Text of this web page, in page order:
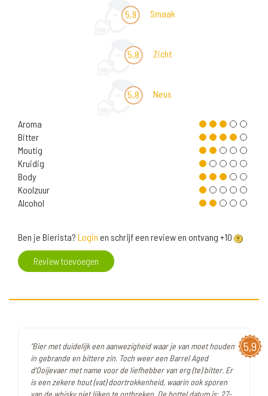
5,9 Smaak
5,8 Zicht
5,8 Neus
Aroma
Bitter
Moutig
Kruidig
Body
Koolzuur
Alcohol
Ben je Bierista? Login en schrijf een review en ontvang +10
Review toevoegen
5,9
"Bier met duidelijk een aanwezigheid waar je van moet houden
in gebrande en bittere zin. Toch weer een Barrel Aged
d'Ooijevaer met name voor de liefhebber van erg (te) bitter. Er
is een zekere hout (vat) doortrokkenheid, waarin ook sporen